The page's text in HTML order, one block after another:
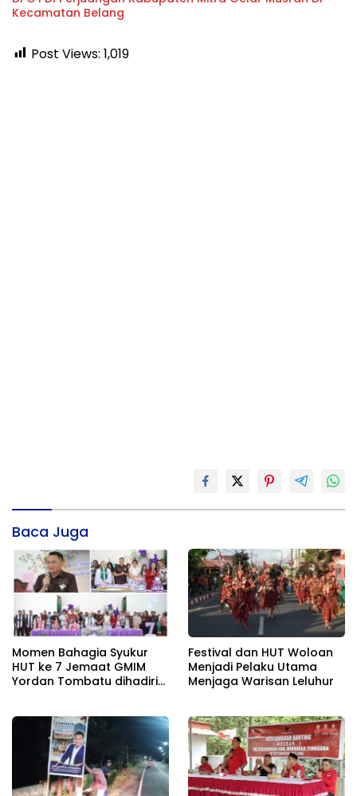
Kecamatan Belang
Post Views: 1,019
Baca Juga
Momen Bahagia Syukur
HUT ke 7 Jemaat GMIM
Yordan Tombatu dihadiri
Antou
Festival dan HUT Woloan
Menjadi Pelaku Utama
Menjaga Warisan Leluhur